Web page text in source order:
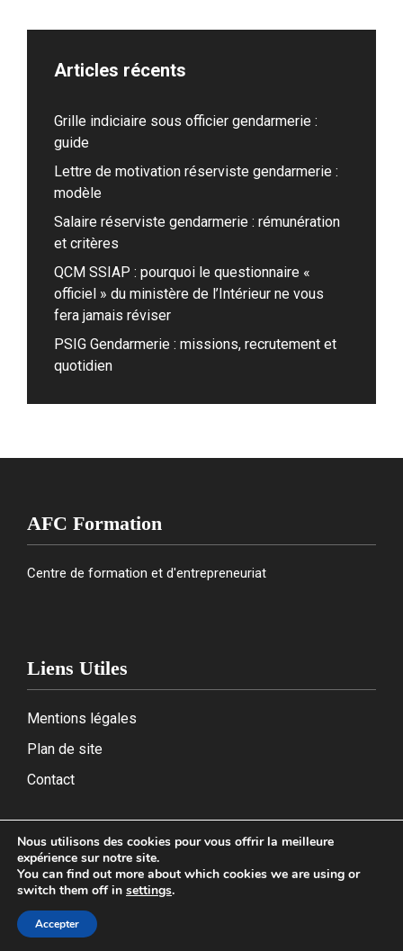
Articles récents
Grille indiciaire sous officier gendarmerie :
guide
Lettre de motivation réserviste gendarmerie :
modèle
Salaire réserviste gendarmerie : rémunération
et critères
QCM SSIAP : pourquoi le questionnaire «
officiel » du ministère de l’Intérieur ne vous
fera jamais réviser
PSIG Gendarmerie : missions, recrutement et
quotidien
AFC Formation
Centre de formation et d'entrepreneuriat
Liens Utiles
Mentions légales
Plan de site
Contact
2026
Nous utilisons des cookies pour vous offrir la meilleure
expérience sur notre site.
You can find out more about which cookies we are using or
switch them off in settings.
Accepter